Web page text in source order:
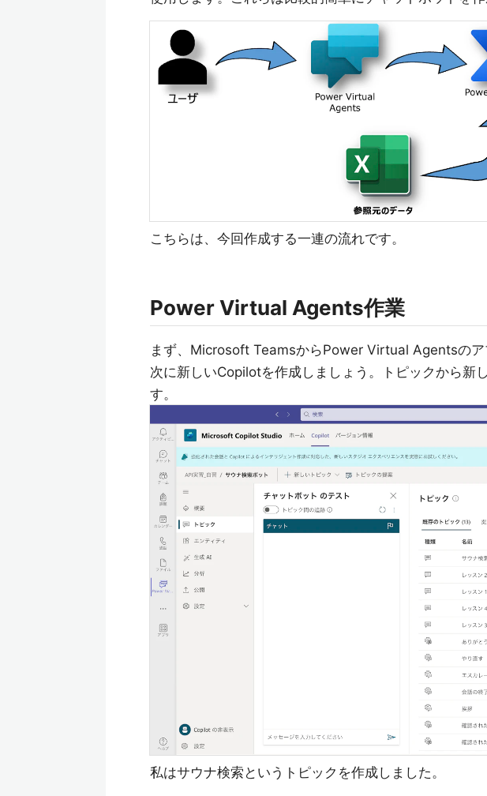
こちらは、今回作成する一連の流れです。
Power Virtual Agents作業
まず、Microsoft TeamsからPower Virtual Agentsのア
次に新しいCopilotを作成しましょう。トピックから新
す。
私はサウナ検索というトピックを作成しました。